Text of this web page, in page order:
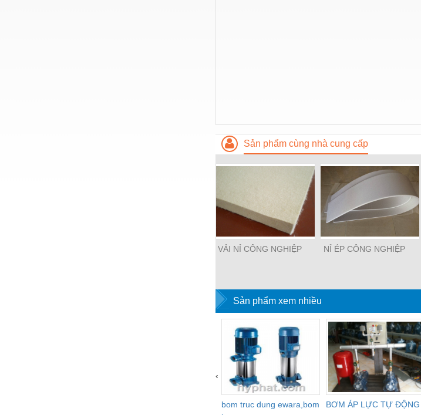
Sản phẩm cùng nhà cung cấp
VẢI NỈ CÔNG NGHIỆP NỈ ÉP CÔNG NGHIỆP
Sản phẩm xem nhiều
bom truc dung ewara,bom
BƠM ÁP LỰC TỰ ĐỘNG
‹